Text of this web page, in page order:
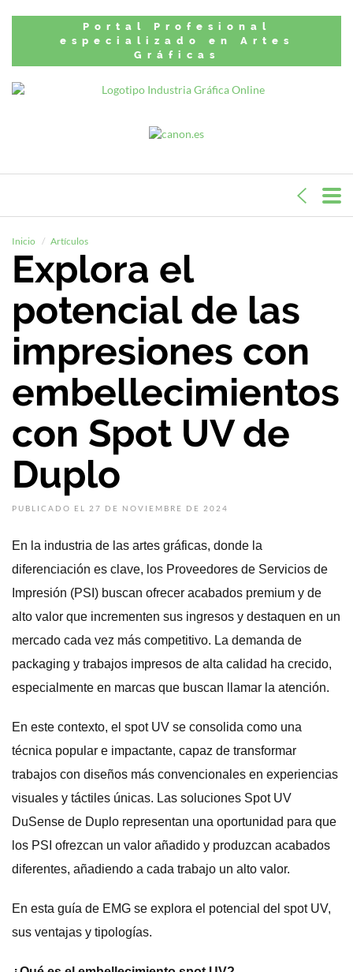
Portal Profesional
especializado en Artes
Gráficas
Inicio Artículos
Explora el
potencial de las
impresiones con
embellecimientos
con Spot UV de
Duplo
PUBLICADO EL 27 DE NOVIEMBRE DE 2024
En la industria de las artes gráficas, donde la
diferenciación es clave, los Proveedores de Servicios de
Impresión (PSI) buscan ofrecer acabados premium y de
alto valor que incrementen sus ingresos y destaquen en un
mercado cada vez más competitivo. La demanda de
packaging y trabajos impresos de alta calidad ha crecido,
especialmente en marcas que buscan llamar la atención.
En este contexto, el spot UV se consolida como una
técnica popular e impactante, capaz de transformar
trabajos con diseños más convencionales en experiencias
visuales y táctiles únicas. Las soluciones Spot UV
DuSense de Duplo representan una oportunidad para que
los PSI ofrezcan un valor añadido y produzcan acabados
diferentes, añadiendo a cada trabajo un alto valor.
En esta guía de EMG se explora el potencial del spot UV,
sus ventajas y tipologías.